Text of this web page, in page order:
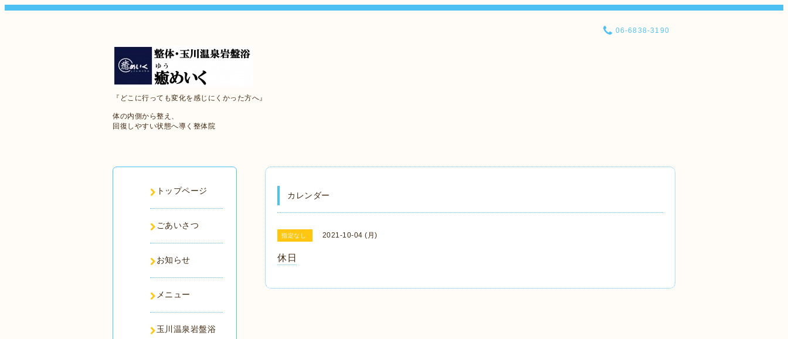
『どこに行っても変化を感じにくかった方へ』
体の内側から整え、
回復しやすい状態へ導く整体院
06-6838-3190
カレンダー
指定なし 2021-10-04 (月)
休日
トップページ
ごあいさつ
お知らせ
メニュー
玉川温泉岩盤浴